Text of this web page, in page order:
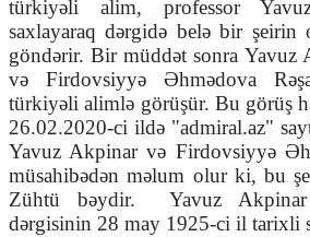
türkiyəli alim, professor
saxlayaraq dərgidə belə bir şeirin
göndərir. Bir müddət sonra Yavuz
və Firdovsiyyə Əhmədova
türkiyəli alimlə görüşür. Bu görüş
26.02.2020-ci ildə "admiral.az"
Yavuz Akpinar və Firdovsiyyə
müsahibədən məlum olur ki, bu
Zühtü bəydir.
Yavuz
dərgisinin 28 may 1925-ci il tarixli